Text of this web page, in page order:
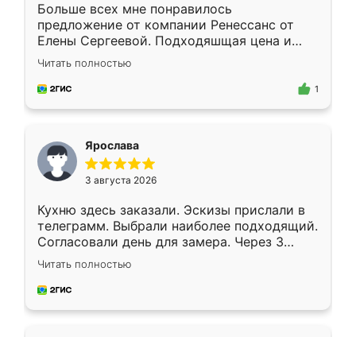
Больше всех мне понравилось
предложение от компании Ренессанс от
Елены Сергеевой. Подходяшщая цена и
короткие сроки изготовления. Приехавший
для замера сотрудник Владислав
предложил по моему эскизу самый
Читать полностью
1
Ярослава
3 августа 2026
Кухню здесь заказали. Эскизы прислали в
телеграмм. Выбрали наиболее подходящий.
Согласовали день для замера. Через 3
недели кухня была уже готова. Остались
довольны работой. Спасибо Ренессанс
мебель за качественную работу!
Читать полностью